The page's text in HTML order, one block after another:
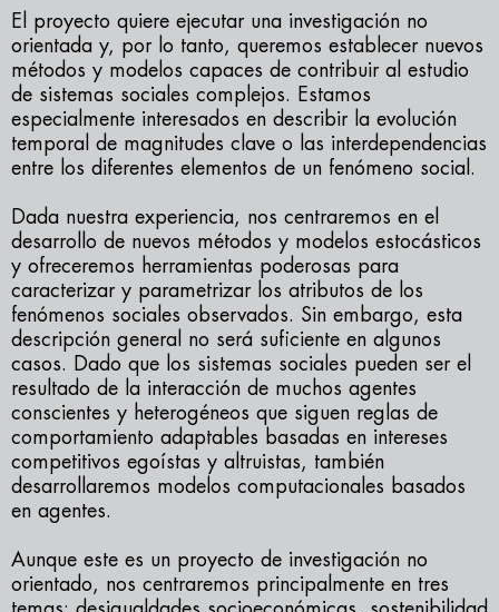
El proyecto quiere ejecutar una investigación no
orientada y, por lo tanto, queremos establecer nuevos
métodos y modelos capaces de contribuir al estudio
de sistemas sociales complejos. Estamos
especialmente interesados ​​en describir la evolución
temporal de magnitudes clave o las interdependencias
entre los diferentes elementos de un fenómeno social.
Dada nuestra experiencia, nos centraremos en el
desarrollo de nuevos métodos y modelos estocásticos
y ofreceremos herramientas poderosas para
caracterizar y parametrizar los atributos de los
fenómenos sociales observados. Sin embargo, esta
descripción general no será suficiente en algunos
casos. Dado que los sistemas sociales pueden ser el
resultado de la interacción de muchos agentes
conscientes y heterogéneos que siguen reglas de
comportamiento adaptables basadas en intereses
competitivos egoístas y altruistas, también
desarrollaremos modelos computacionales basados ​​
en agentes.
Aunque este es un proyecto de investigación no
orientado, nos centraremos principalmente en tres